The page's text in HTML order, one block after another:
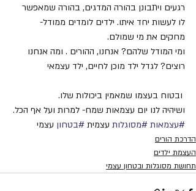
רגעים ויתבונן בהורה המדגים, בהורה שמאפשר
לו לעשות יחד איתו. ילדים לומדים ממודל-
מחקים את מי שמולם.
ומי המודל שלהם? אנחנו, ההורים . ומה אנחנו
רוצים? לגדל ילד מוכן לחיים, ילד עצמאי
ושיהיה לנו יום עצמאות שמח- למרות ועל אף הכל.
#עצמאות #מסוגלות עצמית #בטחון עצמי
הדרכת הורים
העצמת ילדים
תחושת מסוגלות ובטחון עצמי